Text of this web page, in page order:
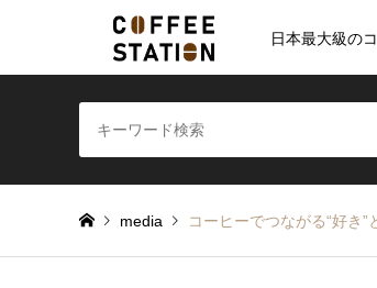
日本最大級の
media コーヒーでつながる“好き